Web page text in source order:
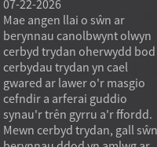
07-22-2026
Mae angen llai o sŵn ar
berynnau canolbwynt olwyn
cerbyd trydan oherwydd bod
cerbydau trydan yn cael
gwared ar lawer o'r masgio
cefndir a arferai guddio
synau'r trên gyrru a'r ffordd.
Mewn cerbyd trydan, gall sŵn